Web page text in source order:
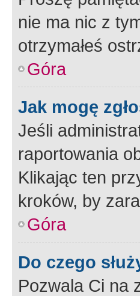
nie ma nic z
otrzymałeś
Góra
Jak mogę
Jeśli
raportowania
Klikając ten
kroków, by
Góra
Do czego
Pozwala Ci na